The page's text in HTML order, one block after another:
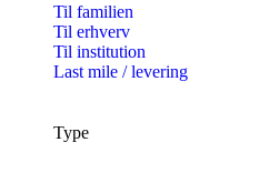
Til familien
Til erhverv
Til institution
Last mile / levering
Type